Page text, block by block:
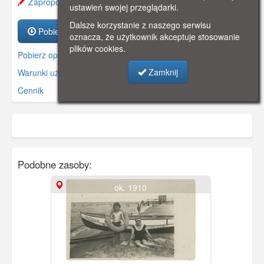
Pobierz zasób
Pobierz opis
Warunki używania zasobów.
Cennik
Podobne zasoby:
ok. 1910
ustawień swojej przeglądarki.
Dalsze korzystanie z naszego serwisu
oznacza, że użytkownik akceptuje stosowanie
plików cookies.
Zamknij